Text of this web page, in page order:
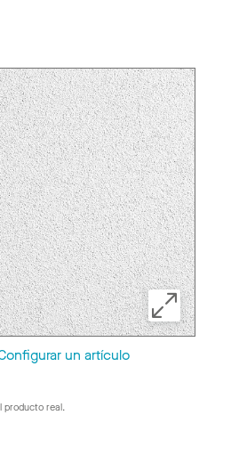
un artículo
producto real.